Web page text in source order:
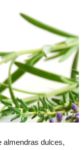
almendras dulces,